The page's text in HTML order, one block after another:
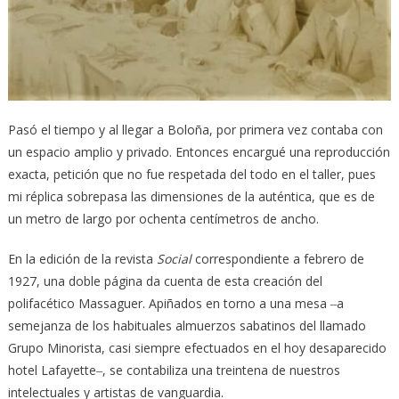
Pasó el tiempo y al llegar a Boloña, por primera vez contaba con
un espacio amplio y privado. Entonces encargué una reproducción
exacta, petición que no fue respetada del todo en el taller, pues
mi réplica sobrepasa las dimensiones de la auténtica, que es de
un metro de largo por ochenta centímetros de ancho.
En la edición de la revista Socialcorrespondiente a febrero de
1927, una doble página da cuenta de esta creación del
polifacético Massaguer. Apiñados en torno a una mesa ‒a
semejanza de los habituales almuerzos sabatinos del llamado
Grupo Minorista, casi siempre efectuados en el hoy desaparecido
hotel Lafayette‒, se contabiliza una treintena de nuestros
intelectuales y artistas de vanguardia.